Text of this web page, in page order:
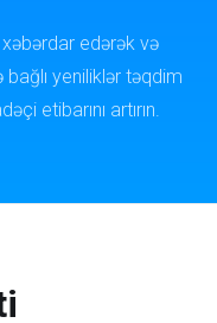
edərək və
yeniliklər təqdim
etibarını artırın.